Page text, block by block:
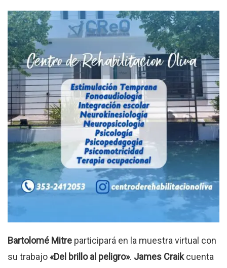
Bartolomé Mitre participará en la muestra virtual con
su trabajo«Del brillo al peligro». James Craikcuenta